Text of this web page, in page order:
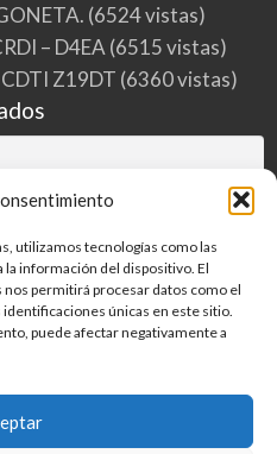
utilizamos tecnologías como las
la información del dispositivo. El
permitirá procesar datos como el
únicas en este sitio.
puede afectar negativamente a
(6524 vistas)
– D4EA (6515 vistas)
Z19DT (6360 vistas)